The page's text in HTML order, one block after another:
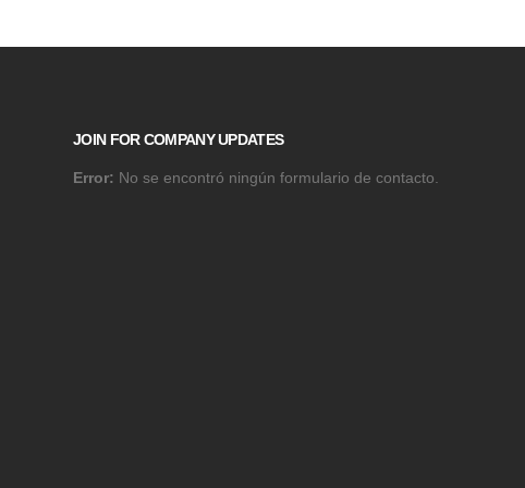
JOIN FOR COMPANY UPDATES
Error: No se encontró ningún formulario de contacto.